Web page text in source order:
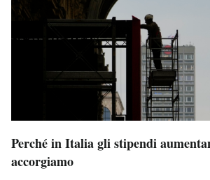
Perché in Italia gli stipendi
accorgiamo